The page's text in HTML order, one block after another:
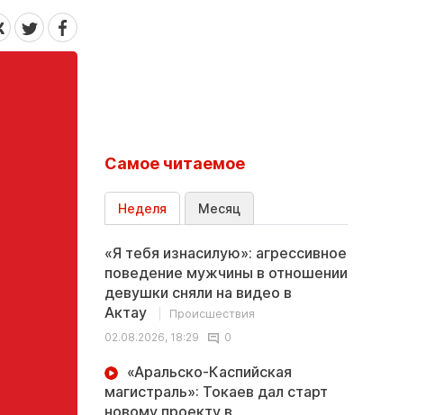
Самое читаемое
Неделя Месяц
«Я тебя изнасилую»: агрессивное
поведение мужчины в отношении
девушки сняли на видео в
Актау
Происшествия
02.08.2026, 18:29
0
«Аральско-Каспийская
магистраль»: Токаев дал старт
новому проекту в